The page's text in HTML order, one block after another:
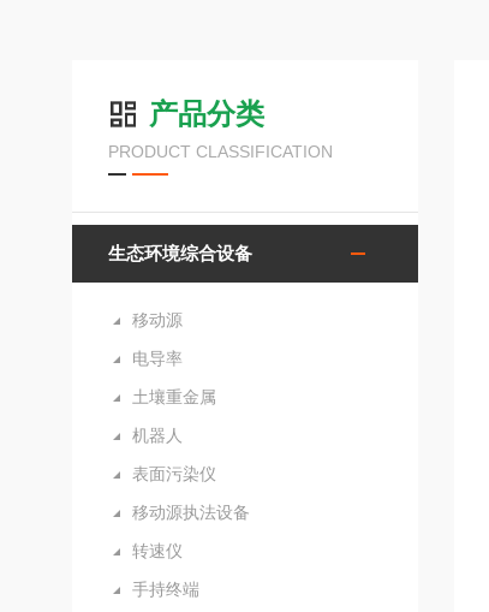
产品分类
PRODUCT CLASSIFICATION
生态环境综合设备
移动源
电导率
土壤重金属
机器人
表面污染仪
移动源执法设备
转速仪
手持终端